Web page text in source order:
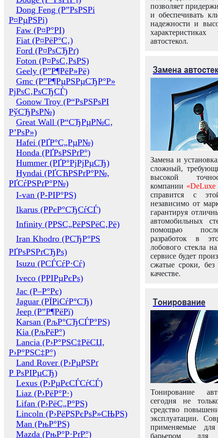
Dong Feng (Р”РѕРЅРі
Р¤РµРЅРі)
Faw (Р¤Р°РІ)
Fiat (Р¤РёР°С‚)
Ford (Р¤РѕСЂРґ)
Foton (Р¤РѕС‚РѕРЅ)
Geely (Р”Р¶РёР»Рё)
Gmc (Р”Р¶РµРЅРµСЂР°Р»
РјРѕС‚РѕСЂСЃ)
Gonow Troy (Р“РѕРЅРѕРІ
РўСЂРѕР№)
Great Wall (Р“СЂРµР№С‚
Р’РѕР»)
Hafei (РҐР°С„РµР№)
Honda (РҐРѕРЅРґР°)
Hummer (РҐР°РјРјРµСЂ)
Hyndai (РҐСЋРЅРґР°Р№,
РҐСѓРЅРґР°Р№)
I-van (Р-РІР°РЅ)
Ikarus (РРєР°СЂСѓСЃ)
Infinity (РРЅС„РёРЅРёС‚Рё)
Iran Khodro (РСЂР°РЅ
РҐРѕРЅРґСЂРѕ)
Isuzu (РСЃСѓР·Сѓ)
Iveco (РРІРµРєРѕ)
Jac (Р–Р°Рє)
Jaguar (РЇРіСѓР°СЂ)
Jeep (Р”Р¶РёРї)
Karsan (РљР°СЂСЃР°РЅ)
Kia (РљРёР°)
Lancia (Р›Р°РЅС‡РёСЏ,
Р›Р°РЅС‡Р°)
Land Rover (Р›РµРЅРґ
Р РѕРІРµСЂ)
Lexus (Р›РµРєСЃСѓСЃ)
Liaz (Р›РёР°Р·)
Lifan (Р›РёС„Р°РЅ)
Lincoln (Р›РёРЅРєРѕР»СЊРЅ)
Man (РњР°РЅ)
Mazda (РњР°Р·РґР°)
позволяет
и обеспечивать
надежности и
автостекол.
Замена
Замена и
сложный,
высокой
компании «DeLuxe
справится с
независимо от
гарантируя
автомобильных
помощью
разработок в
лобового стекла
сервисе будет
сжатые сроки,
качестве.
Тонирование
Тонирование
сегодня не
средство
эксплуатации.
применяемые
барьером для